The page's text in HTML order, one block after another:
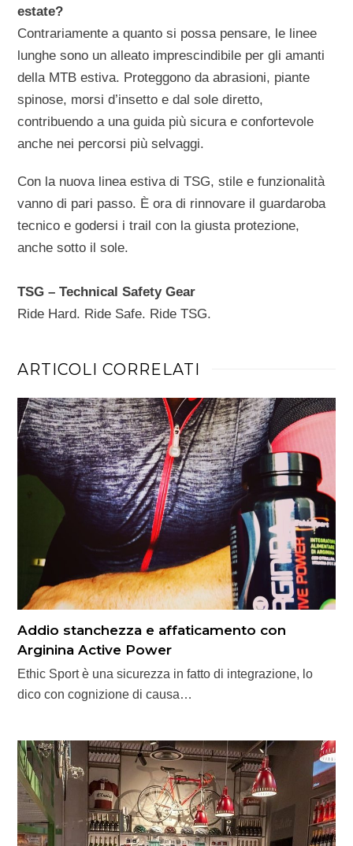
estate?
Contrariamente a quanto si possa pensare, le linee
lunghe sono un alleato imprescindibile per gli amanti
della MTB estiva. Proteggono da abrasioni, piante
spinose, morsi d’insetto e dal sole diretto,
contribuendo a una guida più sicura e confortevole
anche nei percorsi più selvaggi.
Con la nuova linea estiva di TSG, stile e funzionalità
vanno di pari passo. È ora di rinnovare il guardaroba
tecnico e godersi i trail con la giusta protezione,
anche sotto il sole.
TSG – Technical Safety Gear
Ride Hard. Ride Safe. Ride TSG.
ARTICOLI CORRELATI
Addio stanchezza e affaticamento con
Arginina Active Power
Ethic Sport è una sicurezza in fatto di integrazione, lo
dico con cognizione di causa…